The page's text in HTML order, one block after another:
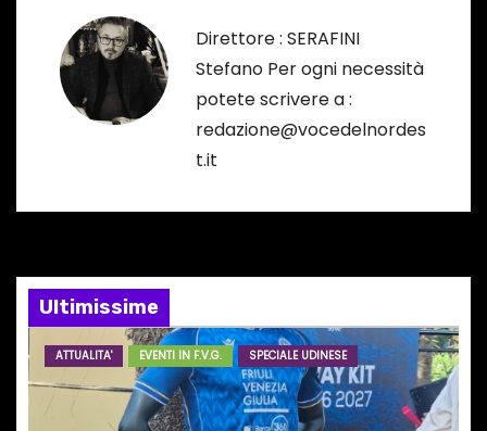
e
a
r
Direttore : SERAFINI
Stefano Per ogni necessità
potete scrivere a :
redazione@vocedelnordes
t.it
Ultimissime
ATTUALITA' EVENTI IN F.V.G. SPECIALE UDINESE